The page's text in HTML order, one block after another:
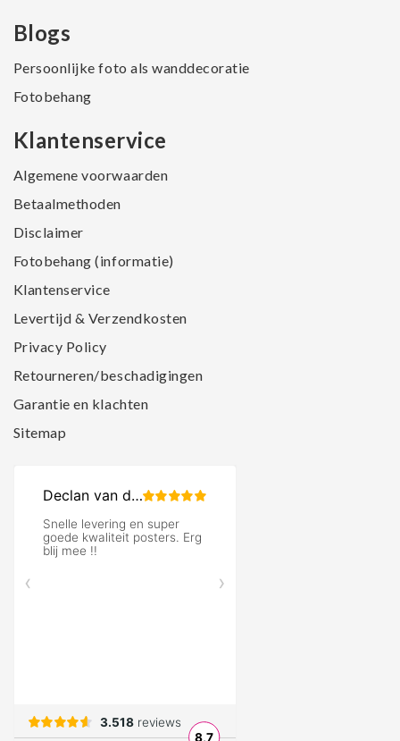
Blogs
Persoonlijke foto als wanddecoratie
Fotobehang
Klantenservice
Algemene voorwaarden
Betaalmethoden
Disclaimer
Fotobehang (informatie)
Klantenservice
Levertijd & Verzendkosten
Privacy Policy
Retourneren/beschadigingen
Garantie en klachten
Sitemap